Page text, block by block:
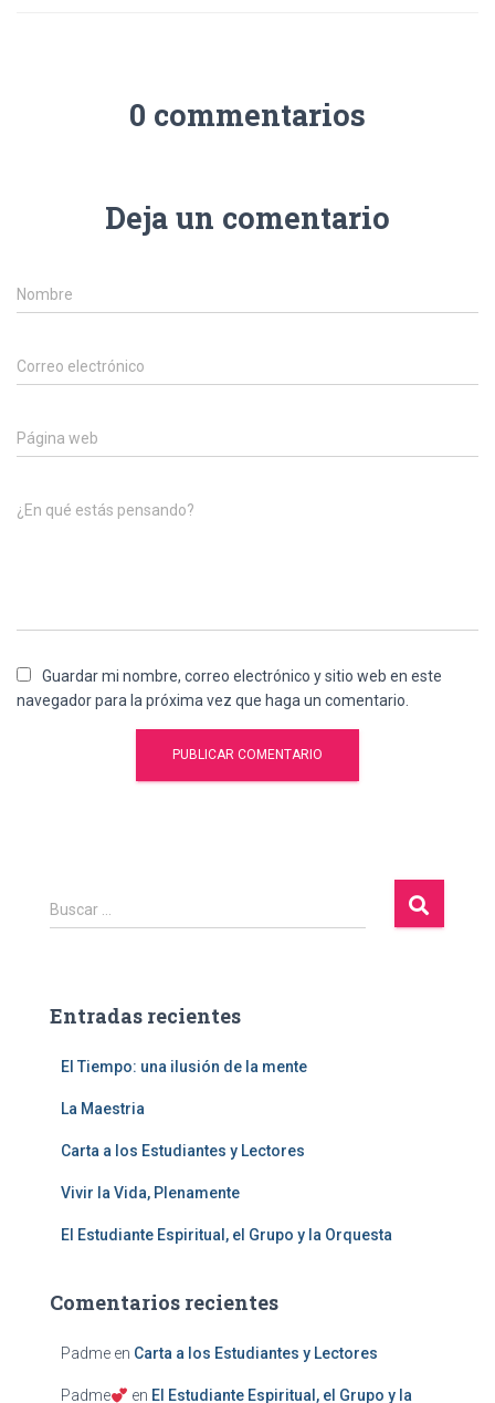
0 commentarios
Deja un comentario
Nombre
Correo electrónico
Página web
¿En qué estás pensando?
Guardar mi nombre, correo electrónico y sitio web en este
navegador para la próxima vez que haga un comentario.
B
u
r
Buscar …
Entradas recientes
El Tiempo: una ilusión de la mente
La Maestria
Carta a los Estudiantes y Lectores
Vivir la Vida, Plenamente
El Estudiante Espiritual, el Grupo y la Orquesta
Comentarios recientes
Padme en Carta a los Estudiantes y Lectores
Padme en El Estudiante Espiritual, el Grupo y la